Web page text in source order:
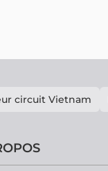
circuit Vietnam